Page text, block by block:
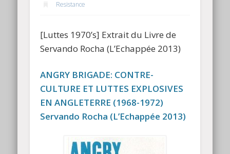
Resistance
[Luttes 1970’s] Extrait du Livre de
Servando Rocha (L’Echappée 2013)
ANGRY BRIGADE: CONTRE-
CULTURE ET LUTTES EXPLOSIVES
EN ANGLETERRE (1968-1972)
Servando Rocha (L’Echappée 2013)